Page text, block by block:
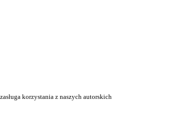
korzystania z naszych autorskich